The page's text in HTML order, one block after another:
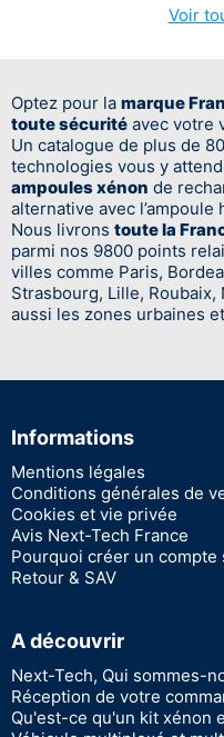
Voir
Optez pour la marque
toute sécurité avec votre
Un catalogue de plus de
technologies vous y
ampoules xénon de
alternative avec l’ampoule
Nous livrons toute la
parmi nos 9800 points
villes comme Paris,
Strasbourg, Lille,
aussi les zones urbaines
Informations
Mentions légales
Conditions générales de
Cookies et vie privée
Avis Next-Tech France
Pourquoi créer un compte
Retour & SAV
A découvrir
Next-Tech, Qui sommes-
Réception de votre
Qu'est-ce qu'un kit xénon